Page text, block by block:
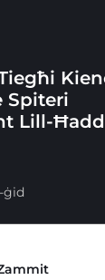
Spiteri
Lill-
ġid